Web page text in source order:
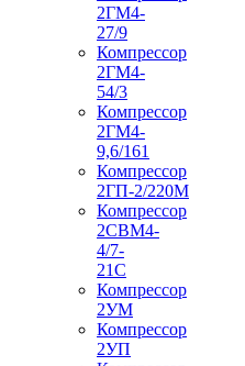
2ГМ4-
27/9
Компрессор
2ГМ4-
54/3
Компрессор
2ГМ4-
9,6/161
Компрессор
2ГП-2/220М
Компрессор
2СВМ4-
4/7-
21С
Компрессор
2УМ
Компрессор
2УП